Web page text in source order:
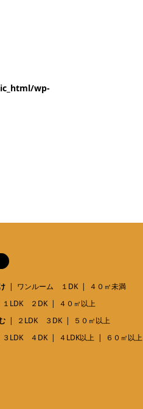
wp-
ワンルーム １DK
４０㎡未満
１LDK ２DK
４０㎡以上
２LDK ３DK
５０㎡以上
３LDK ４DK ４LDK以上 ６０㎡以上